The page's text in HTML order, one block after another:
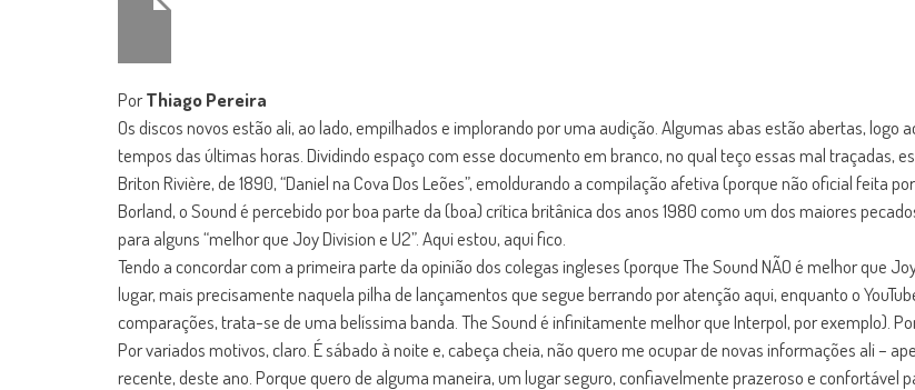
PorThiago Pereira
Os discos novos estão ali, ao lado, empilhados e implorando por uma audição. Algumas abas estão abertas, logo
tempos das últimas horas. Dividindo espaço com esse documento em branco, no qual teço essas mal traçadas,
Briton Rivière, de 1890, “Daniel na Cova Dos Leões”, emoldurando a compilação afetiva (porque não oficial feita
Borland, o Sound é percebido por boa parte da (boa) crítica britânica dos anos 1980 como um dos maiores
para alguns “melhor que Joy Division e U2”. Aqui estou, aqui fico.
Tendo a concordar com a primeira parte da opinião dos colegas ingleses (porque The Sound NÃO é melhor que
lugar, mais precisamente naquela pilha de lançamentos que segue berrando por atenção aqui, enquanto o
comparações, trata-se de uma belíssima banda. The Sound é infinitamente melhor que Interpol, por exemplo).
Por variados motivos, claro. É sábado à noite e, cabeça cheia, não quero me ocupar de novas informações ali –
recente, deste ano. Porque quero de alguma maneira, um lugar seguro, confiavelmente prazeroso e confortável